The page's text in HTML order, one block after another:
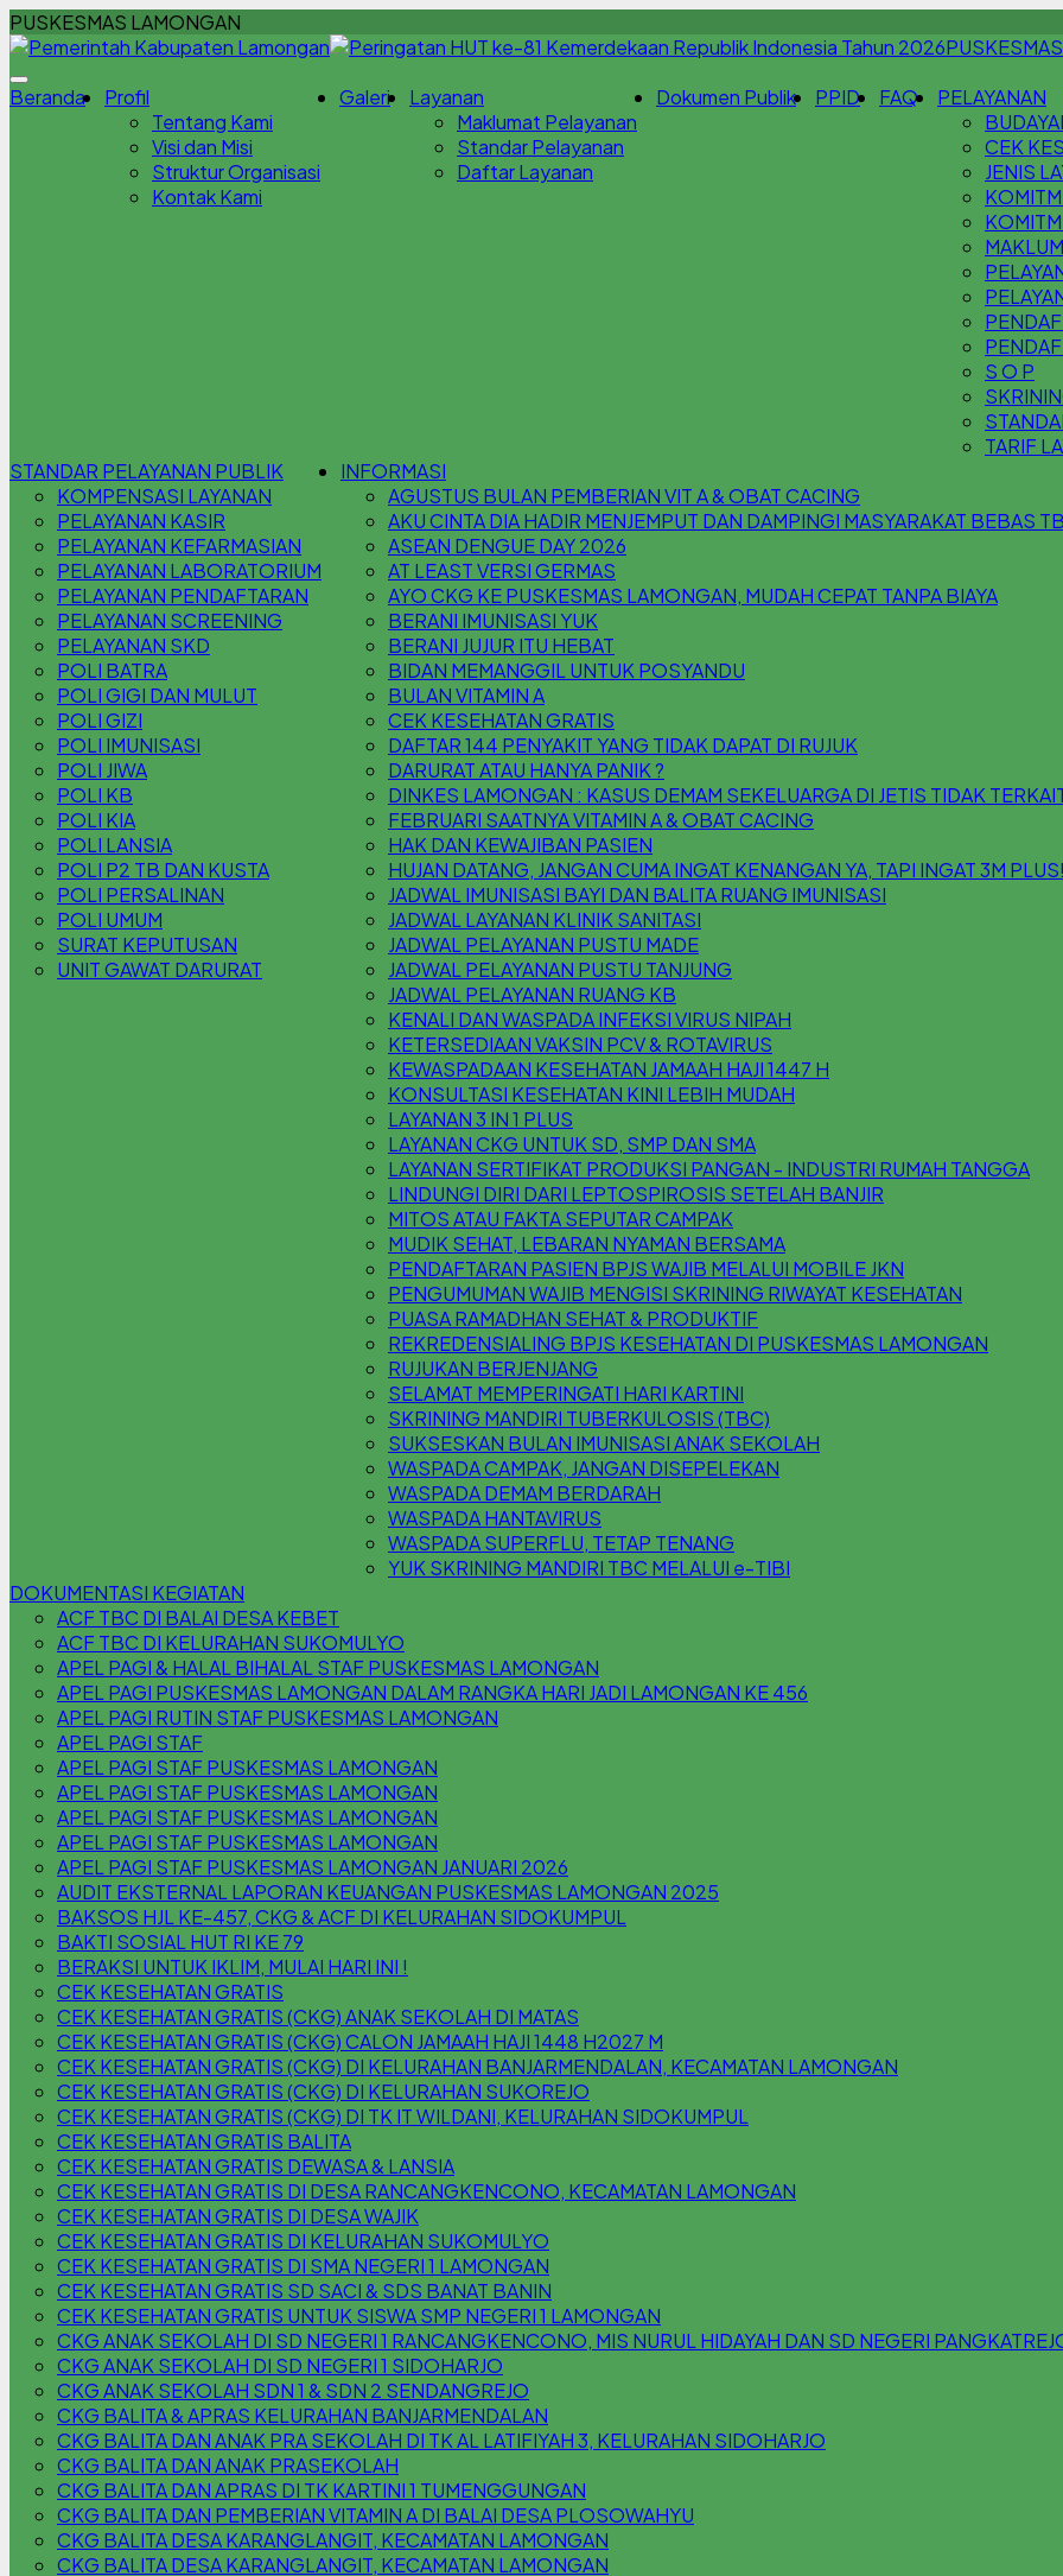
PUSKESMAS LAMONGAN
Beranda
Profil
Tentang Kami
Visi dan Misi
Struktur Organisasi
Kontak Kami
Galeri
Layanan
Maklumat Pelayanan
Standar Pelayanan
Daftar Layanan
Dokumen Publik PPID FAQ
PELAYANAN
CEK
JENIS
S O P
TARIF
STANDAR PELAYANAN PUBLIK
KOMPENSASI LAYANAN
PELAYANAN KASIR
PELAYANAN KEFARMASIAN
PELAYANAN LABORATORIUM
PELAYANAN PENDAFTARAN
PELAYANAN SCREENING
PELAYANAN SKD
POLI BATRA
POLI GIGI DAN MULUT
POLI GIZI
POLI IMUNISASI
POLI JIWA
POLI KB
POLI KIA
POLI LANSIA
POLI P2 TB DAN KUSTA
POLI PERSALINAN
POLI UMUM
SURAT KEPUTUSAN
UNIT GAWAT DARURAT
INFORMASI
AGUSTUS BULAN PEMBERIAN VIT A & OBAT CACING
AKU CINTA DIA HADIR MENJEMPUT DAN DAMPINGI MASYARAKAT BEBAS
ASEAN DENGUE DAY 2026
AT LEAST VERSI GERMAS
AYO CKG KE PUSKESMAS LAMONGAN, MUDAH CEPAT TANPA BIAYA
BERANI IMUNISASI YUK
BERANI JUJUR ITU HEBAT
BIDAN MEMANGGIL UNTUK POSYANDU
BULAN VITAMIN A
CEK KESEHATAN GRATIS
DAFTAR 144 PENYAKIT YANG TIDAK DAPAT DI RUJUK
DARURAT ATAU HANYA PANIK ?
DINKES LAMONGAN : KASUS DEMAM SEKELUARGA DI JETIS TIDAK
FEBRUARI SAATNYA VITAMIN A & OBAT CACING
HAK DAN KEWAJIBAN PASIEN
HUJAN DATANG, JANGAN CUMA INGAT KENANGAN YA, TAPI INGAT 3M
JADWAL IMUNISASI BAYI DAN BALITA RUANG IMUNISASI
JADWAL LAYANAN KLINIK SANITASI
JADWAL PELAYANAN PUSTU MADE
JADWAL PELAYANAN PUSTU TANJUNG
JADWAL PELAYANAN RUANG KB
KENALI DAN WASPADA INFEKSI VIRUS NIPAH
KETERSEDIAAN VAKSIN PCV & ROTAVIRUS
KEWASPADAAN KESEHATAN JAMAAH HAJI 1447 H
KONSULTASI KESEHATAN KINI LEBIH MUDAH
LAYANAN 3 IN 1 PLUS
LAYANAN CKG UNTUK SD, SMP DAN SMA
LAYANAN SERTIFIKAT PRODUKSI PANGAN - INDUSTRI RUMAH TANGGA
LINDUNGI DIRI DARI LEPTOSPIROSIS SETELAH BANJIR
MITOS ATAU FAKTA SEPUTAR CAMPAK
MUDIK SEHAT, LEBARAN NYAMAN BERSAMA
PENDAFTARAN PASIEN BPJS WAJIB MELALUI MOBILE JKN
PENGUMUMAN WAJIB MENGISI SKRINING RIWAYAT KESEHATAN
PUASA RAMADHAN SEHAT & PRODUKTIF
REKREDENSIALING BPJS KESEHATAN DI PUSKESMAS LAMONGAN
RUJUKAN BERJENJANG
SELAMAT MEMPERINGATI HARI KARTINI
SKRINING MANDIRI TUBERKULOSIS (TBC)
SUKSESKAN BULAN IMUNISASI ANAK SEKOLAH
WASPADA CAMPAK, JANGAN DISEPELEKAN
WASPADA DEMAM BERDARAH
WASPADA HANTAVIRUS
WASPADA SUPERFLU, TETAP TENANG
YUK SKRINING MANDIRI TBC MELALUI e-TIBI
DOKUMENTASI KEGIATAN
ACF TBC DI BALAI DESA KEBET
ACF TBC DI KELURAHAN SUKOMULYO
APEL PAGI & HALAL BIHALAL STAF PUSKESMAS LAMONGAN
APEL PAGI PUSKESMAS LAMONGAN DALAM RANGKA HARI JADI LAMONGAN KE 456
APEL PAGI RUTIN STAF PUSKESMAS LAMONGAN
APEL PAGI STAF
APEL PAGI STAF PUSKESMAS LAMONGAN
APEL PAGI STAF PUSKESMAS LAMONGAN
APEL PAGI STAF PUSKESMAS LAMONGAN
APEL PAGI STAF PUSKESMAS LAMONGAN
APEL PAGI STAF PUSKESMAS LAMONGAN JANUARI 2026
AUDIT EKSTERNAL LAPORAN KEUANGAN PUSKESMAS LAMONGAN 2025
BAKSOS HJL KE-457, CKG & ACF DI KELURAHAN SIDOKUMPUL
BAKTI SOSIAL HUT RI KE 79
BERAKSI UNTUK IKLIM, MULAI HARI INI !
CEK KESEHATAN GRATIS
CEK KESEHATAN GRATIS (CKG) ANAK SEKOLAH DI MATAS
CEK KESEHATAN GRATIS (CKG) CALON JAMAAH HAJI 1448 H2027 M
CEK KESEHATAN GRATIS (CKG) DI KELURAHAN BANJARMENDALAN, KECAMATAN LAMONGAN
CEK KESEHATAN GRATIS (CKG) DI KELURAHAN SUKOREJO
CEK KESEHATAN GRATIS (CKG) DI TK IT WILDANI, KELURAHAN SIDOKUMPUL
CEK KESEHATAN GRATIS BALITA
CEK KESEHATAN GRATIS DEWASA & LANSIA
CEK KESEHATAN GRATIS DI DESA RANCANGKENCONO, KECAMATAN LAMONGAN
CEK KESEHATAN GRATIS DI DESA WAJIK
CEK KESEHATAN GRATIS DI KELURAHAN SUKOMULYO
CEK KESEHATAN GRATIS DI SMA NEGERI 1 LAMONGAN
CEK KESEHATAN GRATIS SD SACI & SDS BANAT BANIN
CEK KESEHATAN GRATIS UNTUK SISWA SMP NEGERI 1 LAMONGAN
CKG ANAK SEKOLAH DI SD NEGERI 1 RANCANGKENCONO, MIS NURUL HIDAYAH DAN SD NEGERI
CKG ANAK SEKOLAH DI SD NEGERI 1 SIDOHARJO
CKG ANAK SEKOLAH SDN 1 & SDN 2 SENDANGREJO
CKG BALITA & APRAS KELURAHAN BANJARMENDALAN
CKG BALITA DAN ANAK PRA SEKOLAH DI TK AL LATIFIYAH 3, KELURAHAN SIDOHARJO
CKG BALITA DAN ANAK PRASEKOLAH
CKG BALITA DAN APRAS DI TK KARTINI 1 TUMENGGUNGAN
CKG BALITA DAN PEMBERIAN VITAMIN A DI BALAI DESA PLOSOWAHYU
CKG BALITA DESA KARANGLANGIT, KECAMATAN LAMONGAN
CKG BALITA DESA KARANGLANGIT, KECAMATAN LAMONGAN